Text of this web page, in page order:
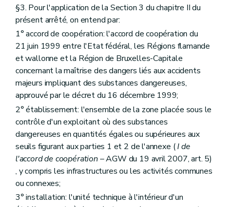
Art. 254
Art. 255
Art. 256
Art. 257
Art. 258
Art. 259
Art. 260
Art. 261
Art. 262
Art. 263
Art. 264
Art. 265
Art. 266
Sous-section 4 Explosifs
Art. 267
Sous-section 5 Air
Art. 268
Art. 269
Art. 270
Art. 271
§3. Pour l'application de la Section 3 du chapitre II du
présent arrêté, on entend par:
1° accord de coopération: l'accord de coopération du
21 juin 1999 entre l'Etat fédéral, les Régions flamande
et wallonne et la Région de Bruxelles-Capitale
concernant la maîtrise des dangers liés aux accidents
majeurs impliquant des substances dangereuses,
approuvé par le décret du 16 décembre 1999;
2° établissement: l'ensemble de la zone placée sous le
contrôle d'un exploitant où des substances
dangereuses en quantités égales ou supérieures aux
seuils figurant aux parties 1 et 2 de l'annexe (I de
l'accord de coopération – AGW du 19 avril 2007, art. 5)
, y compris les infrastructures ou les activités communes
ou connexes;
3° installation: l'unité technique à l'intérieur d'un